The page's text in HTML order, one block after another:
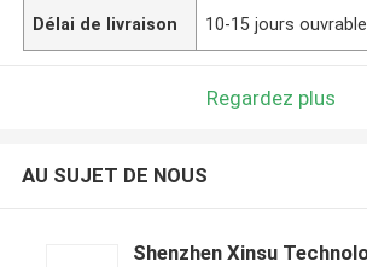
Délai de livraison 10-15 jours
Regardez plus
AU SUJET DE NOUS
Shenzhen Xinsu